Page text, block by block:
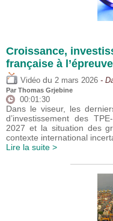
Croissance,
française à
Vidéo du 2 mars 2026 -
Par Thomas Grjebine
00:01:30
Dans le viseur, les
d’investissement des
2027 et la situation des
contexte international
Lire la suite >